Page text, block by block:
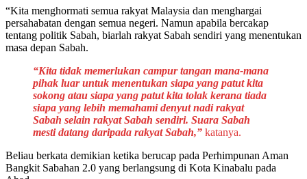
“Kita menghormati semua rakyat Malaysia dan menghargai
persahabatan dengan semua negeri. Namun apabila bercakap
tentang politik Sabah, biarlah rakyat Sabah sendiri yang menentukan
masa depan Sabah.
“Kita tidak memerlukan campur tangan mana-mana
pihak luar untuk menentukan siapa yang patut kita
sokong atau siapa yang patut kita tolak kerana tiada
siapa yang lebih memahami denyut nadi rakyat
Sabah selain rakyat Sabah sendiri. Suara Sabah
mesti datang daripada rakyat Sabah,” katanya.
Beliau berkata demikian ketika berucap pada Perhimpunan Aman
Bangkit Sabahan 2.0 yang berlangsung di Kota Kinabalu pada